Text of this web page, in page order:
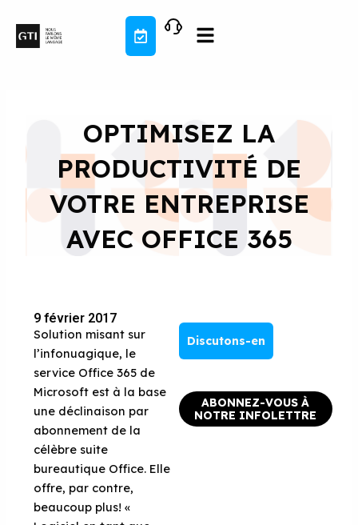
contenu
OPTIMISEZ LA
PRODUCTIVITÉ DE
VOTRE ENTREPRISE
AVEC OFFICE 365
9 février 2017
Solution misant sur
l’infonuagique, le
service Office 365 de
Microsoft est à la base
une déclinaison par
abonnement de la
célèbre suite
bureautique Office. Elle
offre, par contre,
beaucoup plus! «
Discutons-en
ABONNEZ-VOUS À
NOTRE INFOLETTRE